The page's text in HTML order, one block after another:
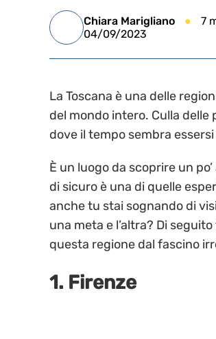
Chiara Marigliano
7
04/09/2023
La Toscana è una delle
del mondo intero. Culla delle
dove il tempo sembra
È un luogo da scoprire un
di sicuro è una di quelle
anche tu stai sognando di
una meta e l’altra? Di
questa regione dal fascino
1. Firenze